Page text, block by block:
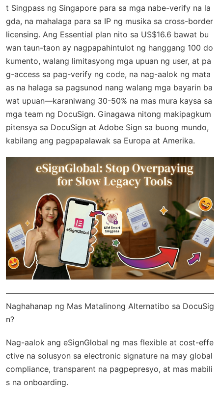
t Singpass ng Singapore para sa mga nabe-verify na la
gda, na mahalaga para sa IP ng musika sa cross-border
licensing. Ang Essential plan nito sa US$16.6 bawat bu
wan taun-taon ay nagpapahintulot ng hanggang 100 do
kumento, walang limitasyong mga upuan ng user, at pa
g-access sa pag-verify ng code, na nag-aalok ng mata
as na halaga sa pagsunod nang walang mga bayarin ba
wat upuan—karaniwang 30-50% na mas mura kaysa sa
mga team ng DocuSign. Ginagawa nitong makipagkum
pitensya sa DocuSign at Adobe Sign sa buong mundo,
kabilang ang pagpapalawak sa Europa at Amerika.
Naghahanap ng Mas Matalinong Alternatibo sa DocuSig
n?
Nag-aalok ang eSignGlobal ng mas flexible at cost-effe
ctive na solusyon sa electronic signature na may global
compliance, transparent na pagpepresyo, at mas mabili
s na onboarding.